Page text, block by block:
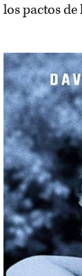
los pactos